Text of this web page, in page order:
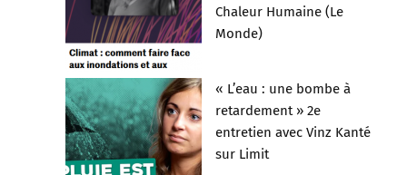
Chaleur Humaine (Le
Monde)
« L’eau : une bombe à
retardement » 2e
entretien avec Vinz Kanté
sur Limit